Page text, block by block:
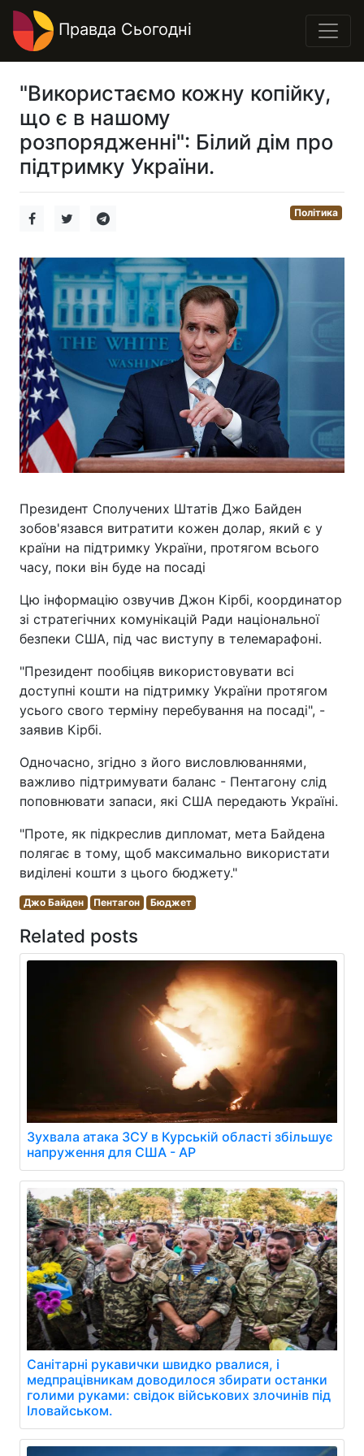
Правда Сьогодні
"Використаємо кожну копійку,
що є в нашому
розпорядженні": Білий дім про
підтримку України.
Політика
Президент Сполучених Штатів Джо Байден
зобов'язався витратити кожен долар, який є у
країни на підтримку України, протягом всього
часу, поки він буде на посаді
Цю інформацію озвучив Джон Кірбі, координатор
зі стратегічних комунікацій Ради національної
безпеки США, під час виступу в телемарафоні.
"Президент пообіцяв використовувати всі
доступні кошти на підтримку України протягом
усього свого терміну перебування на посаді", -
заявив Кірбі.
Одночасно, згідно з його висловлюваннями,
важливо підтримувати баланс - Пентагону слід
поповнювати запаси, які США передають Україні.
"Проте, як підкреслив дипломат, мета Байдена
полягає в тому, щоб максимально використати
виділені кошти з цього бюджету."
Джо Байден Пентагон Бюджет
Related posts
Зухвала атака ЗСУ в Курській області збільшує
напруження для США - AP
Санітарні рукавички швидко рвалися, і
медпрацівникам доводилося збирати останки
голими руками: свідок військових злочинів під
Іловайськом.